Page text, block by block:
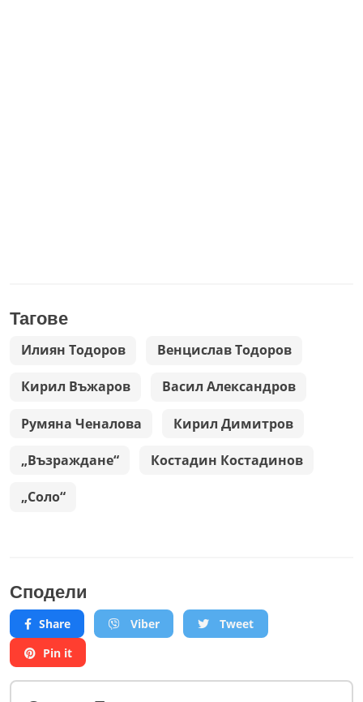
Тагове
Илиян Тодоров Венцислав Тодоров
Кирил Въжаров Васил Александров
Румяна Ченалова Кирил Димитров
„Възраждане“ Костадин Костадинов
„Соло“
Сподели
Share Viber
Tweet
Pin it